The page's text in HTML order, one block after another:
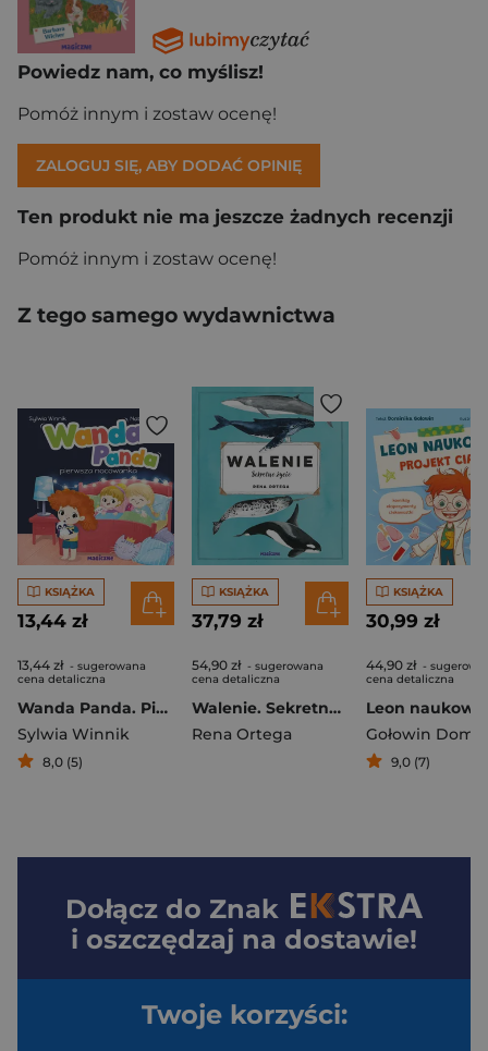
Powiedz nam, co myślisz!
Pomóż innym i zostaw ocenę!
ZALOGUJ SIĘ, ABY DODAĆ OPINIĘ
Ten produkt nie ma jeszcze żadnych recenzji
Pomóż innym i zostaw ocenę!
Z tego samego wydawnictwa
KSIĄŻKA
13,44 zł
13,44 zł - sugerowana
cena detaliczna
Wanda Panda. Pierwsza nocowanka
Sylwia Winnik
8,0 (5)
KSIĄŻKA
37,79 zł
54,90 zł - sugerowana
cena detaliczna
Walenie. Sekretne życie
Rena Ortega
KSIĄŻKA
30,99 zł
44,90 zł -
cena detaliczna
Gołowin
9,0 (7)
Dołącz do Znak
i oszczędzaj na dostawie!
Twoje korzyści: